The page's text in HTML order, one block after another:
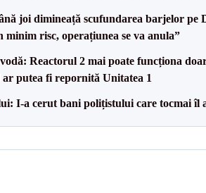
joi dimineață scufundarea barjelor pe
minim risc, operațiunea se va anula”
Reactorul 2 mai poate funcționa
ar putea fi repornită Unitatea 1
I-a cerut bani polițistului care tocmai îl